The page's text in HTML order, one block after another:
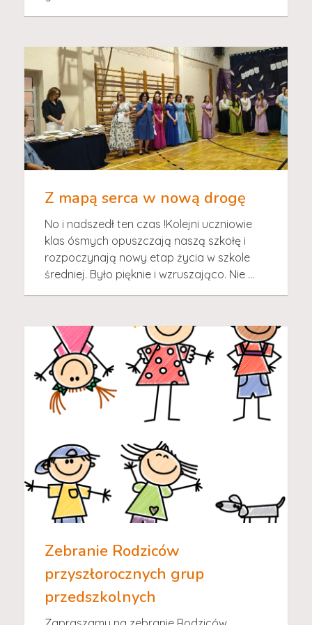
Z mapą serca w nową drogę
No i nadszedł ten czas !Kolejni uczniowie
klas ósmych opuszczają naszą szkołę i
rozpoczynają nowy etap życia w szkole
średniej. Było pięknie i wzruszająco. Nie ...
Zebranie Rodziców
przyszłorocznych grup
przedszkolnych